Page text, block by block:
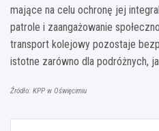
mające na celu ochronę jej
patrole i zaangażowanie
transport kolejowy pozostaje
istotne zarówno dla podróżnych,
Źródło: KPP w Oświęcimiu